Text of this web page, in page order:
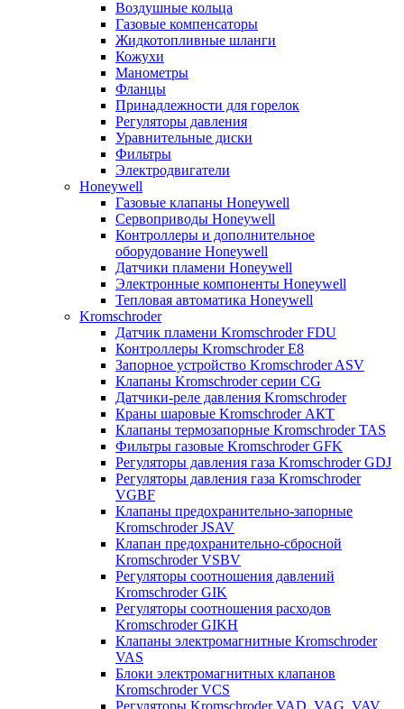
Воздушные кольца
Газовые компенсаторы
Жидкотопливные шланги
Кожухи
Манометры
Фланцы
Принадлежности для горелок
Регуляторы давления
Уравнительные диски
Фильтры
Электродвигатели
Honeywell
Газовые клапаны Honeywell
Сервоприводы Honeywell
Контроллеры и дополнительное
оборудование Honeywell
Датчики пламени Honeywell
Электронные компоненты Honeywell
Тепловая автоматика Honeywell
Kromschroder
Датчик пламени Kromschroder FDU
Контроллеры Kromschroder E8
Запорное устройство Kromschroder ASV
Клапаны Kromschroder серии CG
Датчики-реле давления Kromschroder
Краны шаровые Kromschroder АКТ
Клапаны термозапорные Kromschroder TAS
Фильтры газовые Kromschroder GFK
Регуляторы давления газа Kromschroder GDJ
Регуляторы давления газа Kromschroder
VGBF
Клапаны предохранительно-запорные
Kromschroder JSAV
Клапан предохранительно-сбросной
Kromschroder VSBV
Регуляторы соотношения давлений
Kromschroder GIK
Регуляторы соотношения расходов
Kromschroder GIKH
Клапаны электромагнитные Kromschroder
VAS
Блоки электромагнитных клапанов
Kromschroder VCS
Регуляторы Kromschroder VAD, VAG, VAV